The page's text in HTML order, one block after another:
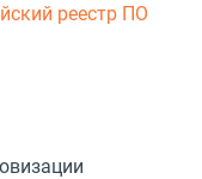
реестр ПО